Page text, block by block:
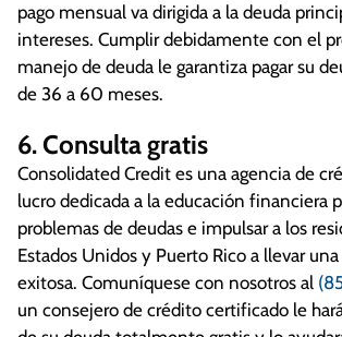
pago mensual va dirigida a la deuda
intereses. Cumplir debidamente con el
manejo de deuda le garantiza pagar su
de 36 a 60 meses.
6. Consulta gratis
Consolidated Credit es una agencia de
lucro dedicada a la educación financiera
problemas de deudas e impulsar a los
Estados Unidos y Puerto Rico a llevar
exitosa. Comuníquese con nosotros al
un consejero de crédito certificado le